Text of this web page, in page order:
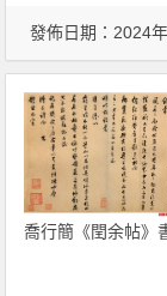
發佈日期：2024
喬行簡《閏余帖》